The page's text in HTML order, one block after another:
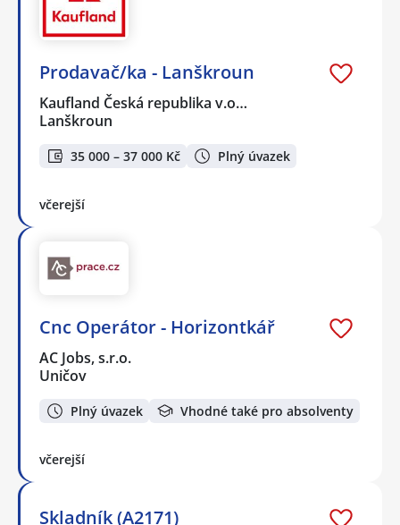
Prodavač/ka - Lanškroun
Kaufland Česká republika v.o…
Lanškroun
35 000 – 37 000 Kč Plný úvazek
včerejší
Cnc Operátor - Horizontkář
AC Jobs, s.r.o.
Uničov
Plný úvazek Vhodné také pro absolventy
včerejší
Skladník (A2171)